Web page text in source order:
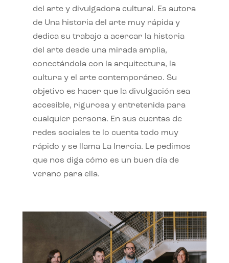
del arte y divulgadora cultural. Es autora
de Una historia del arte muy rápida y
dedica su trabajo a acercar la historia
del arte desde una mirada amplia,
conectándola con la arquitectura, la
cultura y el arte contemporáneo. Su
objetivo es hacer que la divulgación sea
accesible, rigurosa y entretenida para
cualquier persona. En sus cuentas de
redes sociales te lo cuenta todo muy
rápido y se llama La Inercia. Le pedimos
que nos diga cómo es un buen día de
verano para ella.